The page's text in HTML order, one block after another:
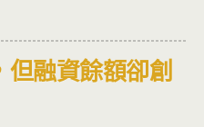
融資餘額卻創